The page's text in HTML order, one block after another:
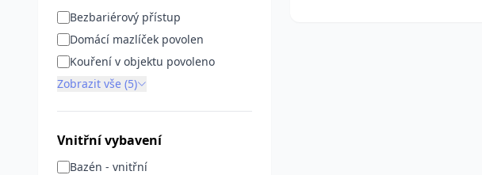
Bezbariérový přístup
Domácí mazlíček povolen
Kouření v objektu povoleno
Zobrazit vše (5)
Vnitřní vybavení
Bazén - vnitřní